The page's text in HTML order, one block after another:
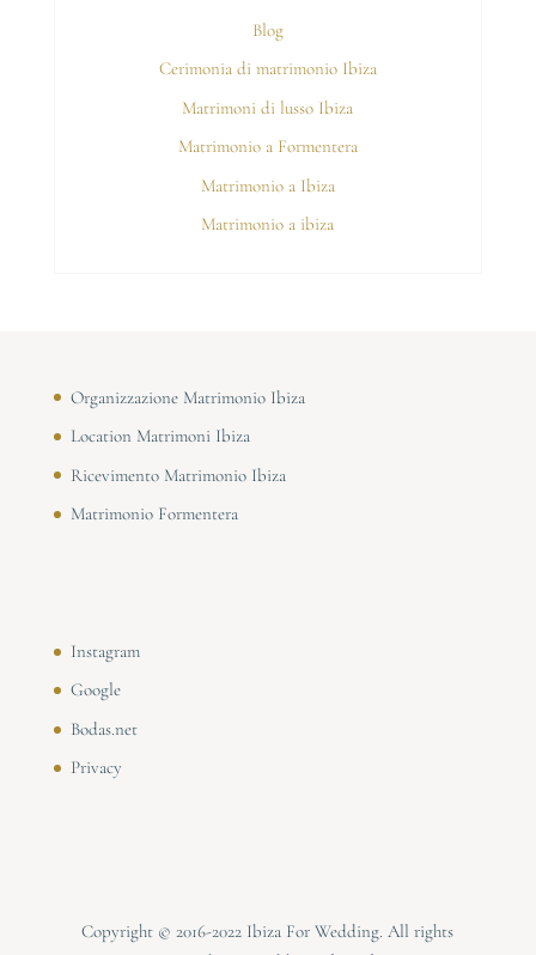
Blog
Cerimonia di matrimonio Ibiza
Matrimoni di lusso Ibiza
Matrimonio a Formentera
Matrimonio a Ibiza
Matrimonio a ibiza
Organizzazione Matrimonio Ibiza
Location Matrimoni Ibiza
Ricevimento Matrimonio Ibiza
Matrimonio Formentera
Instagram
Google
Bodas.net
Privacy
Copyright © 2016-2022 Ibiza For Wedding. All rights